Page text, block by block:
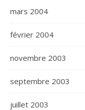
mars 2004
février 2004
novembre 2003
septembre 2003
juillet 2003